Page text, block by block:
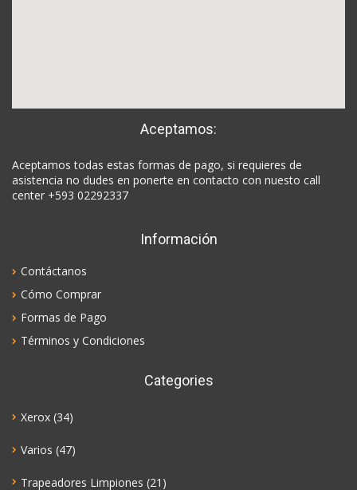
Aceptamos:
Aceptamos todas estas formas de pago, si requieres de
asistencia no dudes en ponerte en contacto con nuesto call
center +593 02292337
Información
Contáctanos
Cómo Comprar
Formas de Pago
Términos y Condiciones
Categories
Xerox (34)
Varios (47)
Trapeadores Limpiones (21)